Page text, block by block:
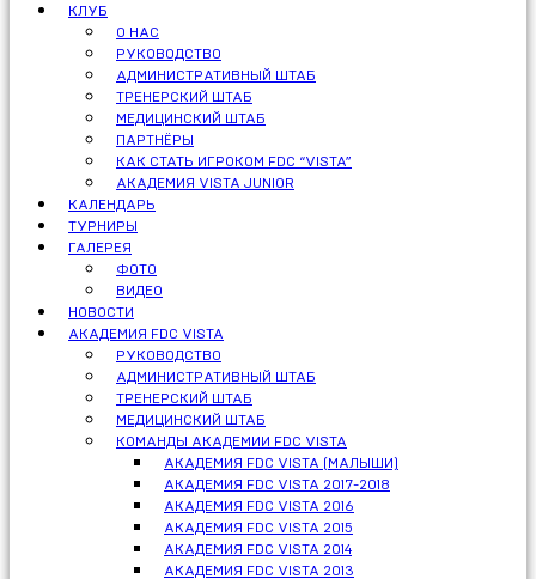
КЛУБ
О НАС
РУКОВОДСТВО
АДМИНИСТРАТИВНЫЙ ШТАБ
ТРЕНЕРСКИЙ ШТАБ
МЕДИЦИНСКИЙ ШТАБ
ПАРТНЁРЫ
КАК СТАТЬ ИГРОКОМ FDC “VISTA”
АКАДЕМИЯ VISTA JUNIOR
КАЛЕНДАРЬ
ТУРНИРЫ
ГАЛЕРЕЯ
ФОТО
ВИДЕО
НОВОСТИ
АКАДЕМИЯ FDC VISTA
РУКОВОДСТВО
АДМИНИСТРАТИВНЫЙ ШТАБ
ТРЕНЕРСКИЙ ШТАБ
МЕДИЦИНСКИЙ ШТАБ
КОМАНДЫ АКАДЕМИИ FDC VISTA
АКАДЕМИЯ FDC VISTA (МАЛЫШИ)
АКАДЕМИЯ FDC VISTA 2017-2018
АКАДЕМИЯ FDC VISTA 2016
АКАДЕМИЯ FDC VISTA 2015
АКАДЕМИЯ FDC VISTA 2014
АКАДЕМИЯ FDC VISTA 2013